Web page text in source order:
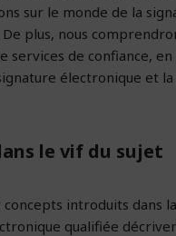
sur le monde de la
plus, nous
services de confiance,
électronique et
le vif du sujet
concepts introduits dans
qualifiée